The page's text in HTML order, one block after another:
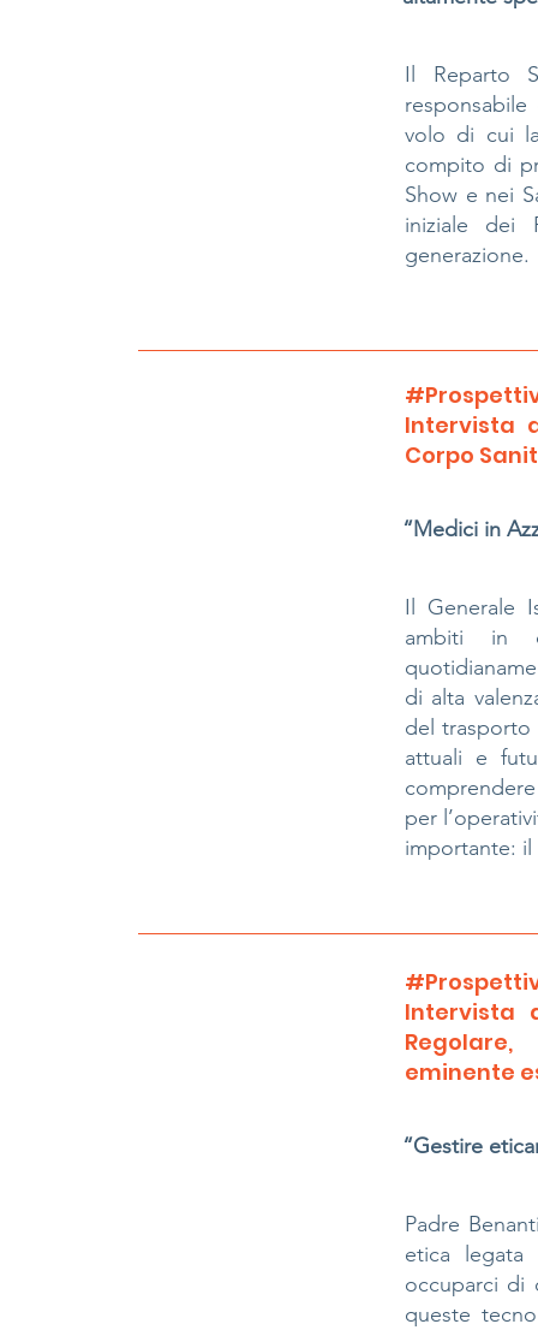
Il Reparto
volo di cui
compito di
Show e nei
iniziale dei
generazione.
Intervista
Corpo
“Medici in
Il Generale
ambiti in
di alta
del trasporto
attuali e
per
importante: il
Intervista
eminente
“Gestire
Padre
etica legata
occuparci di
queste